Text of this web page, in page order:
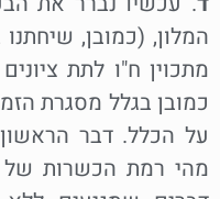
המלון, (כמובן,
מתכוין ח"ו לתת
כמובן בגלל מסגרת
על הכלל. דבר
מהי רמת הכשרות של